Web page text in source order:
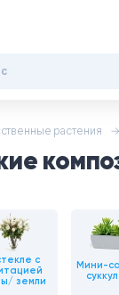
растения
с
земли
Мини-
для
ресепшн